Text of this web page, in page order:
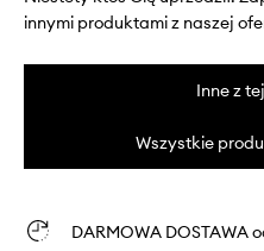
innymi produktami z naszej
Inne z
Wszystkie
DARMOWA DOSTAWA